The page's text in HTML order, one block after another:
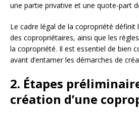
une partie privative et une quote-part
Le cadre légal de la copropriété
des copropriétaires, ainsi que les
la copropriété. Il est essentiel de bien
avant d’entamer les démarches de
2. Étapes
création d’une